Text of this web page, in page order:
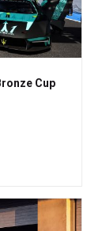
Cup